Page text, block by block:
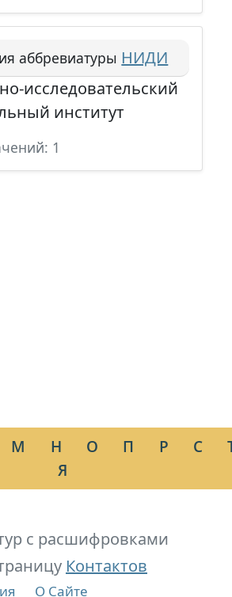
аббревиатуры НИДИ
исследовательский
институт
1
М Н О П Р С
Я
с расшифровками
Контактов
О Сайте